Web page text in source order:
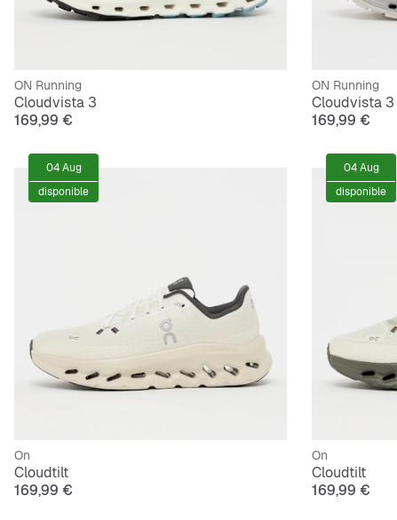
ON Running
Cloudvista 3
169,99 €
ON Running
Cloudvista 3
169,99 €
On
Cloudtilt
169,99 €
04 Aug
disponible
On
Cloudtilt
169,99 €
04 Aug
disponible